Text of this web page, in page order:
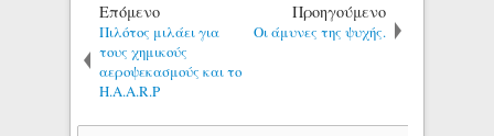
Επόμενο
Πιλότος μιλάει για
τους χημικούς
αεροψεκασμούς και το
H.A.A.R.P
Προηγούμενο
Οι άμυνες της ψυχής.